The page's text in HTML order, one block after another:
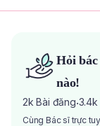
Hỏi bác
nào!
2k Bài đăng·3.4k
Cùng Bác sĩ trực